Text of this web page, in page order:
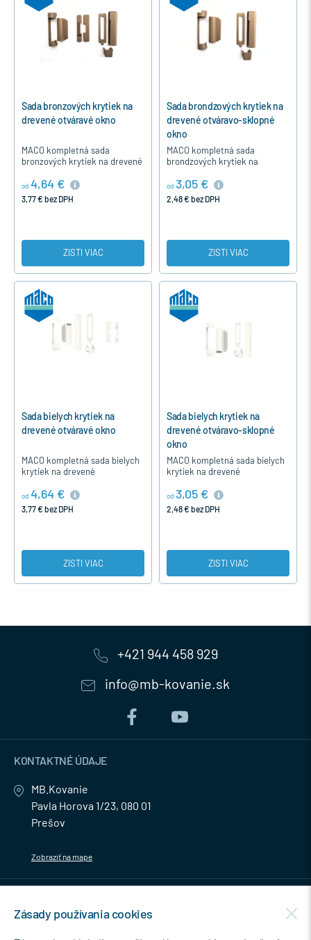
Sada bronzových krytiek na
drevené otváravé okno
MACO kompletná sada
bronzových krytiek na drevené
okuté s kovaním MACO MULTI-
MATIC a MACO MULTI-TREND.
od 4,64 €
3,77 € bez DPH
ZISTI VIAC
Sada brondzových krytiek na
drevené otváravo-sklopné
okno
MACO kompletná sada
brondzových krytiek na
otváravo-sklopné okno alebo
balkónové dvere okuté s
kovaním MACO MULTI…
od 3,05 €
2,48 € bez DPH
ZISTI VIAC
Sada bielych krytiek na
drevené otváravé okno
MACO kompletná sada bielych
krytiek na drevené
okuté s kovaním MACO MULTI-
MATIC a MACO MULTI-TREND.
od 4,64 €
3,77 € bez DPH
ZISTI VIAC
Sada bielych krytiek na
drevené otváravo-sklopné
okno
MACO kompletná sada bielych
krytiek na drevené
sklopné okno alebo balkónové
dvere okuté s kovaním MACO
MULTI-MATIC a…
od 3,05 €
2,48 € bez DPH
ZISTI VIAC
+421 944 458 929
info@mb-kovanie.sk
KONTAKTNÉ ÚDAJE
MB.Kovanie
Pavla Horova 1/23, 080 01
Prešov
Zobraziť na mape
Zásady používania cookies